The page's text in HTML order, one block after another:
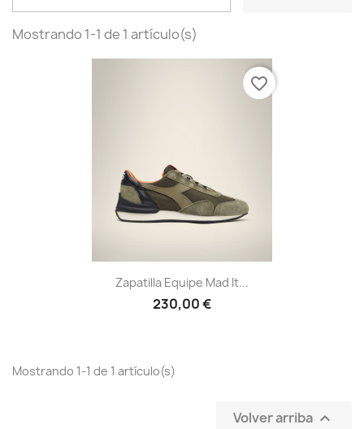
Mostrando 1-1 de 1 artículo(s)
Zapatilla Equipe Mad It...
230,00 €
favorite_border
Mostrando 1-1 de 1 artículo(s)
Volver arriba 